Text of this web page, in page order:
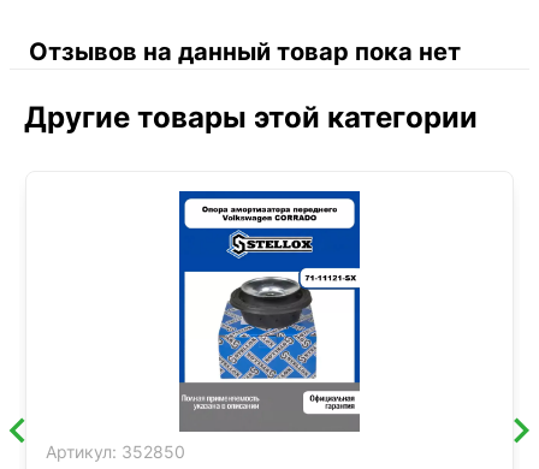
Отзывов на данный товар пока нет
Другие товары этой категории
Артикул: 352850